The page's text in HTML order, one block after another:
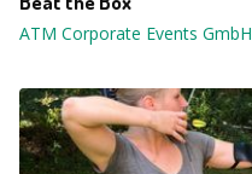
ATM Corporate Events GmbH